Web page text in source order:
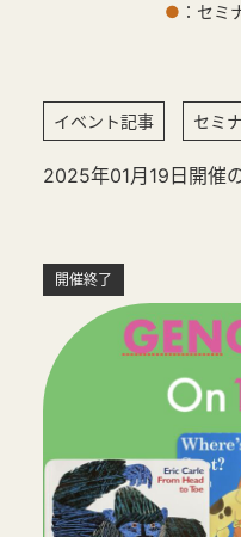
● ：セミ
イベント記事 セミ
2025年01月19日開催
開催終了